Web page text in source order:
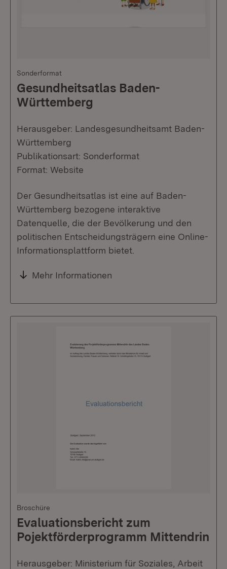
Sonderformat
Gesundheitsatlas Baden-
Württemberg
Herausgeber: Landesgesundheitsamt Baden-
Württemberg
Publikationsart: Sonderformat
Format: Website
Der Gesundheitsatlas ist eine auf Baden-
Württemberg bezogene interaktive
Datenquelle, die der Bevölkerung und den
politischen Entscheidungsträgern eine Online-
Informationsplattform bietet.
Mehr Informationen
Broschüre
Evaluationsbericht zum
Pojektförderprogramm Mittendrin
Herausgeber: Ministerium für Soziales, Arbeit